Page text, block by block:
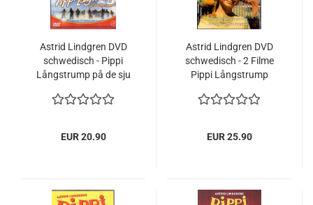
Astrid Lindgren DVD
schwedisch - Pippi
Långstrump på de sju
EUR 20.90
Astrid Lindgren DVD
schwedisch - 2 Filme
Pippi Långstrump
EUR 25.90